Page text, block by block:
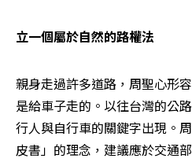
立一個屬於自然的路權法
親身走過許多道路，周聖心形
是給車子走的。以往台灣的公
行人與自行車的關鍵字出現。
皮書」的理念，建議應於交通